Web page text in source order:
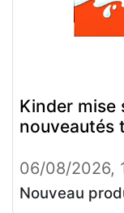
Kinder mise
nouveautés
06/08/2026,
Nouveau